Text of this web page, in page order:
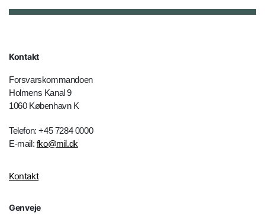
Kontakt
Forsvarskommandoen
Holmens Kanal 9
1060 København K
Telefon: +45 7284 0000
E-mail: fko@mil.dk
Kontakt
Genveje